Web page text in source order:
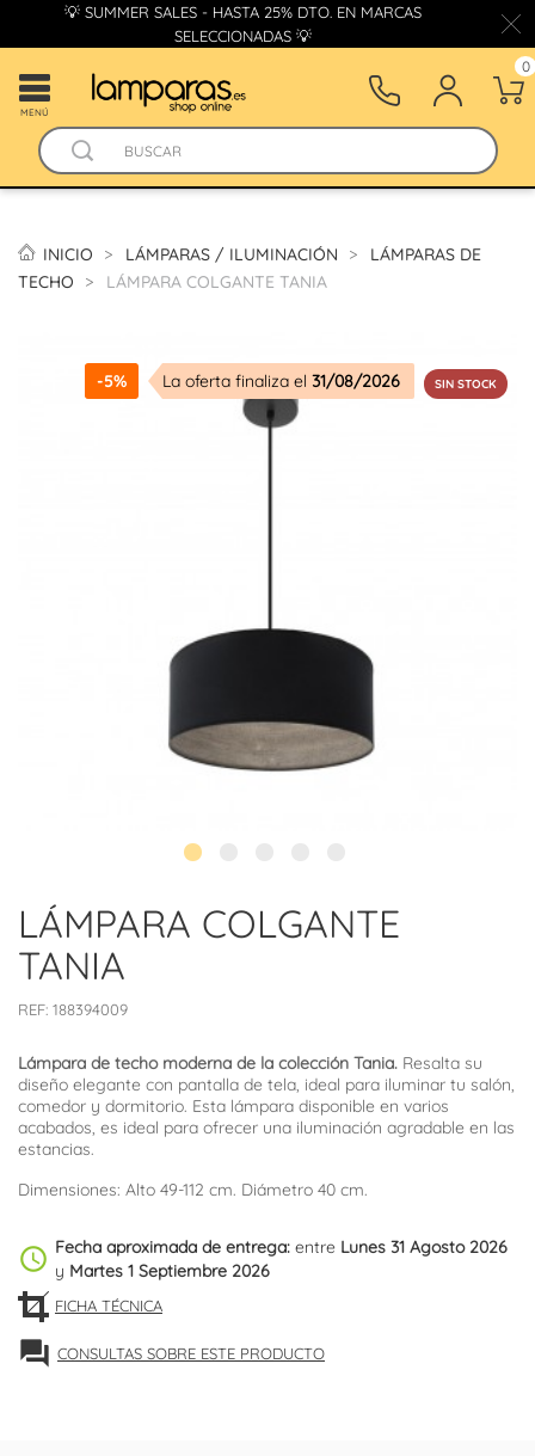
💡 SUMMER SALES - HASTA 25% DTO. EN MARCAS
SELECCIONADAS 💡
MENÚ
0
INICIO LÁMPARAS / ILUMINACIÓN
LÁMPARAS DE
TECHO
LÁMPARA COLGANTE TANIA
-5% La oferta finaliza el 31/08/2026 SIN STOCK
LÁMPARA COLGANTE
TANIA
REF: 188394009
Lámpara de techo moderna de la colección Tania. Resalta su
diseño elegante con pantalla de tela, ideal para iluminar tu salón,
comedor y dormitorio. Esta lámpara disponible en varios
acabados, es ideal para ofrecer una iluminación agradable en las
estancias.
Dimensiones: Alto 49-112 cm. Diámetro 40 cm.
schedule Fecha aproximada de entrega: entre Lunes 31 Agosto 2026
y Martes 1 Septiembre 2026
FICHA TÉCNICA
forum CONSULTAS SOBRE ESTE PRODUCTO